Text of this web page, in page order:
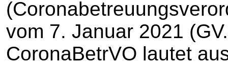
vom 7. Januar 2021
CoronaBetrVO lautet